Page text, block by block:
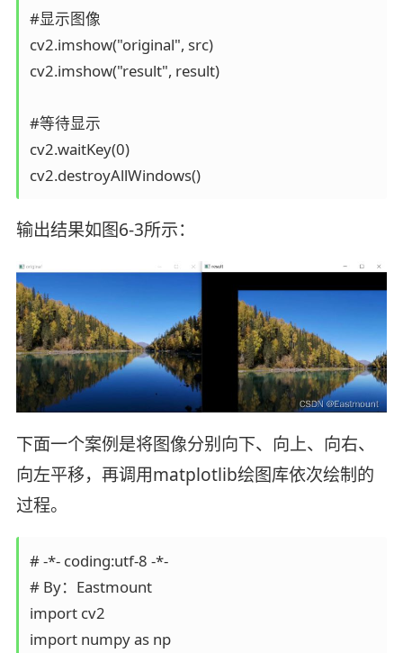
#显示图像
cv2.imshow("original", src)
cv2.imshow("result", result)
#等待显示
cv2.waitKey(0)
cv2.destroyAllWindows()
输出结果如图6-3所示：
下面一个案例是将图像分别向下、向上、向右、
向左平移，再调用matplotlib绘图库依次绘制的
过程。
# -*- coding:utf-8 -*-
# By：Eastmount
import cv2
import numpy as np